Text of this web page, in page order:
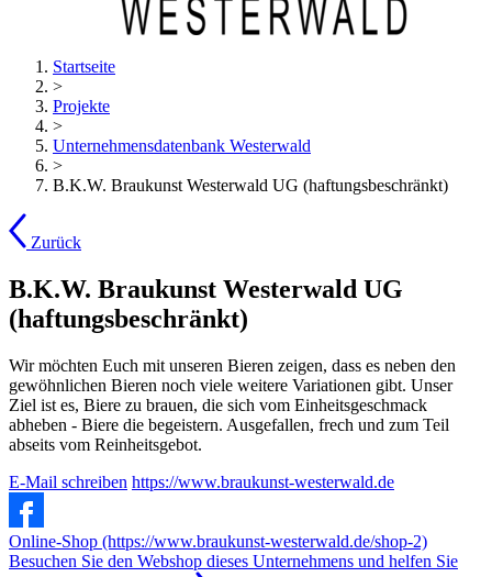
Startseite
>
Projekte
>
Unternehmensdatenbank Westerwald
>
B.K.W. Braukunst Westerwald UG (haftungsbeschränkt)
Zurück
B.K.W. Braukunst Westerwald UG
(haftungsbeschränkt)
Wir möchten Euch mit unseren Bieren zeigen, dass es neben den
gewöhnlichen Bieren noch viele weitere Variationen gibt. Unser
Ziel ist es, Biere zu brauen, die sich vom Einheitsgeschmack
abheben - Biere die begeistern. Ausgefallen, frech und zum Teil
abseits vom Reinheitsgebot.
E-Mail schreiben https://www.braukunst-westerwald.de
Online-Shop (https://www.braukunst-westerwald.de/shop-2)
Besuchen Sie den Webshop dieses Unternehmens und helfen Sie